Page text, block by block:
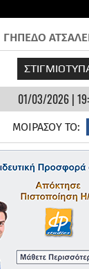
ΓΗΠΕΔΟ
01/03/2026 |
ΜΟΙΡΑΣΟΥ ΤΟ: